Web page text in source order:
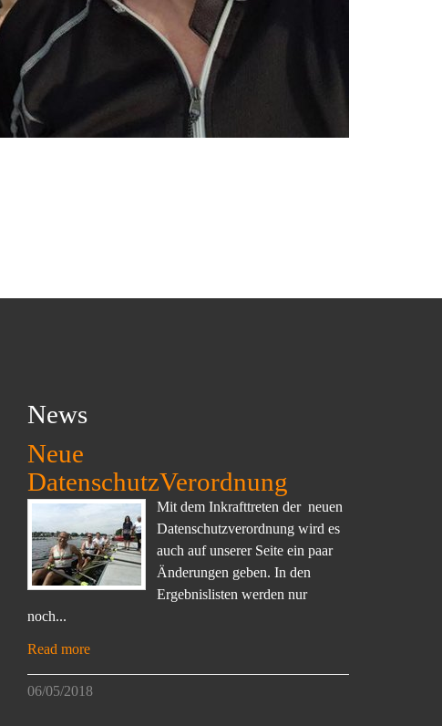
News
Neue
DatenschutzVerordnung
Mit dem Inkrafttreten der neuen
Datenschutzverordnung wird es
auch auf unserer Seite ein paar
Änderungen geben. In den
Ergebnislisten werden nur
noch...
Read more
06/05/2018